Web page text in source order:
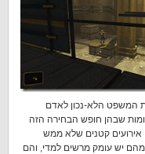
המשפט הלא-נכון לאדם
שבהן חופש הבחירה הזה
אירועים קטנים שלא ממש
יש עומק מרשים למדי, והם